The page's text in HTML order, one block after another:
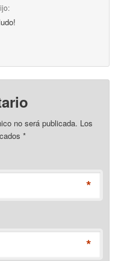
no será publicada. Los
*
*
*